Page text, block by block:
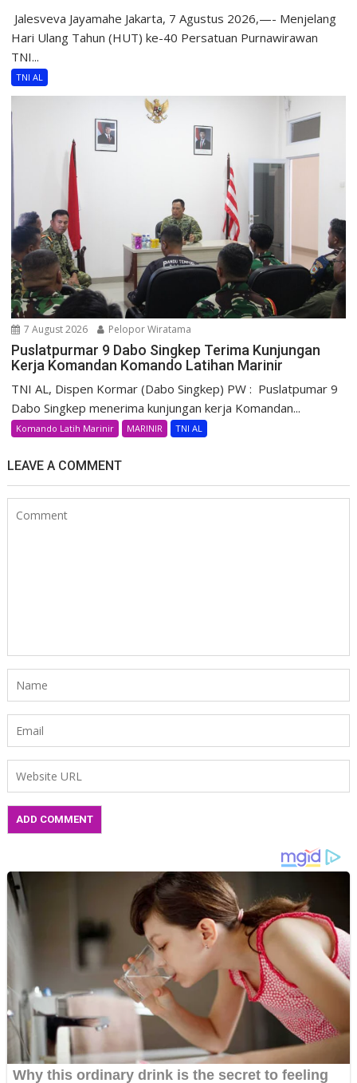
​ Jalesveva Jayamahe Jakarta, 7 Agustus 2026,—- Menjelang
Hari Ulang Tahun (HUT) ke-40 Persatuan Purnawirawan
TNI...
TNI AL
7 August 2026 Pelopor Wiratama
Puslatpurmar 9 Dabo Singkep Terima Kunjungan
Kerja Komandan Komando Latihan Marinir
TNI AL, Dispen Kormar (Dabo Singkep) PW : Puslatpumar 9
Dabo Singkep menerima kunjungan kerja Komandan...
Komando Latih Marinir MARINIR TNI AL
LEAVE A COMMENT